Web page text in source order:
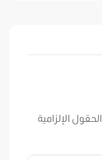
الحقول الإلزامية